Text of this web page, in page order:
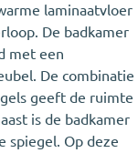
laminaatvloer
De badkamer
met een
De combinatie
geeft de ruimte
is de badkamer
spiegel. Op deze